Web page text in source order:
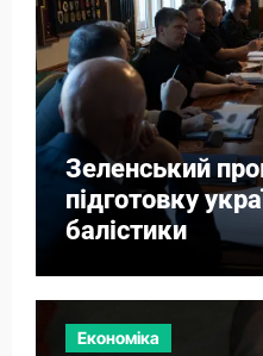
Зеленський
підготовку
балістики
Економіка